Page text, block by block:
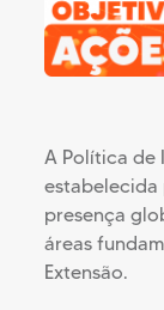
A Política de
estabelecida
presença
áreas
Extensão.